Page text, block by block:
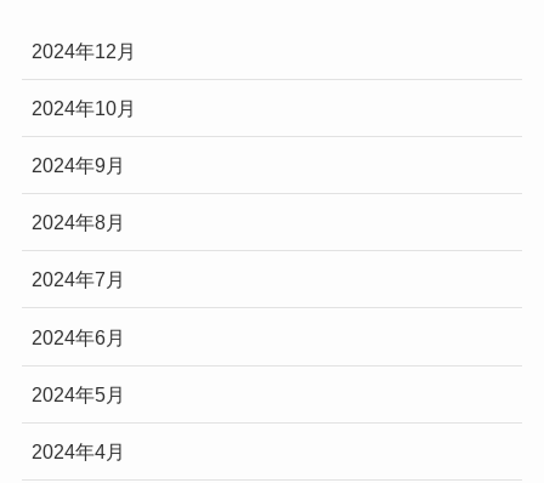
2024年12月
2024年10月
2024年9月
2024年8月
2024年7月
2024年6月
2024年5月
2024年4月